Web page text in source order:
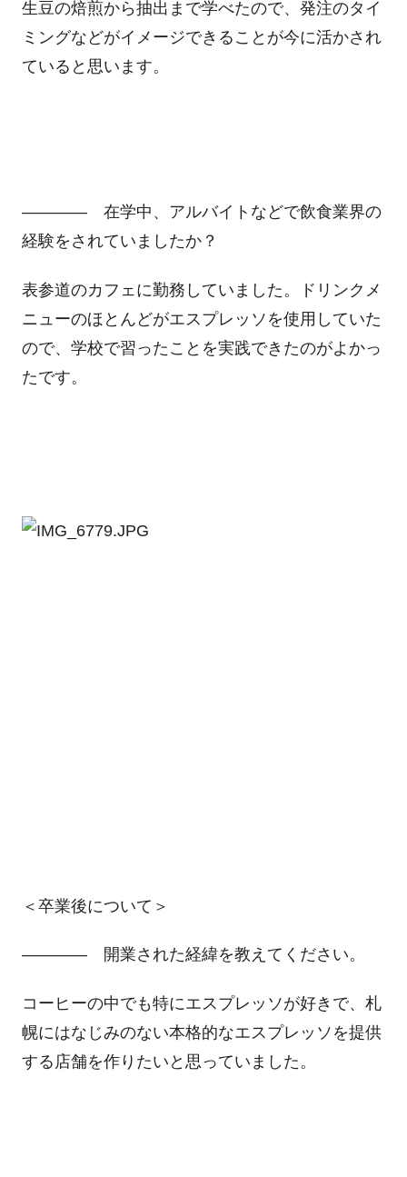
生豆の焙煎から抽出まで学べたので、発注のタイ
ミングなどがイメージできることが今に活かされ
ていると思います。
―――― 在学中、アルバイトなどで飲食業界の
経験をされていましたか？
表参道のカフェに勤務していました。ドリンクメ
ニューのほとんどがエスプレッソを使用していた
ので、学校で習ったことを実践できたのがよかっ
たです。
＜卒業後について＞
―――― 開業された経緯を教えてください。
コーヒーの中でも特にエスプレッソが好きで、札
幌にはなじみのない本格的なエスプレッソを提供
する店舗を作りたいと思っていました。